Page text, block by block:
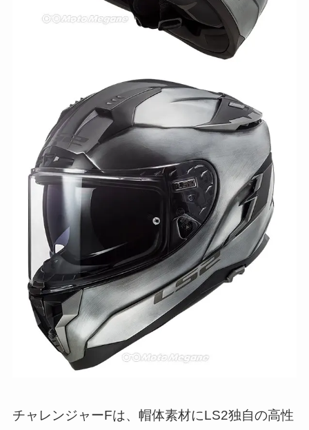
チャレンジャーFは、帽体素材にLS2独自の高性